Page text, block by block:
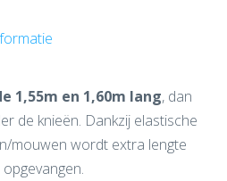
1,55m en 1,60m lang, dan
de knieën. Dankzij elastische
mouwen wordt extra lengte